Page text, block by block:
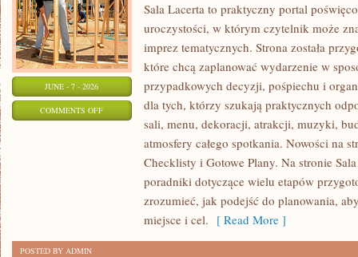
JUNE - 7 - 2026
COMMENTS OFFON
CHECKLISTY
Sala Lacerta to praktyczny portal
uroczystości, w którym czytelnik może
imprez tematycznych. Strona została
które chcą zaplanować wydarzenie w
przypadkowych decyzji, pośpiechu i
dla tych, którzy szukają praktycznych
sali, menu, dekoracji, atrakcji, muzyki,
atmosfery całego spotkania. Nowości na
Checklisty i Gotowe Plany. Na stronie
poradniki dotyczące wielu etapów
zrozumieć, jak podejść do planowania,
miejsce i cel. [ Read More ]
POSTED BY ADMIN